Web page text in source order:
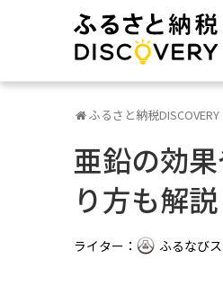
ふるさと納税DISCOVERY
亜鉛の効
り方も解説
ライター：
ふるなび